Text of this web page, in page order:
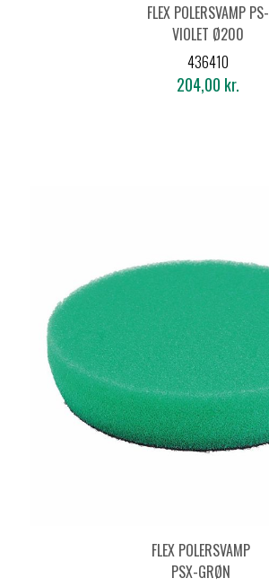
FLEX POLERSVAMP PS-
VIOLET Ø200
436410
204,00 kr.
FLEX POLERSVAMP
PSX-GRØN